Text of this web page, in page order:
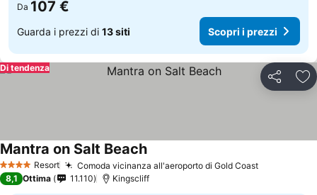
Da 107 €
Guarda i prezzi di 13 siti Scopri i prezzi
Condividi
Di tendenza
4 Stelle Resort Comoda vicinanza all'aeroporto di Gold Coast
Mantra on Salt Beach
8,1 Ottima 11.110 Kingscliff